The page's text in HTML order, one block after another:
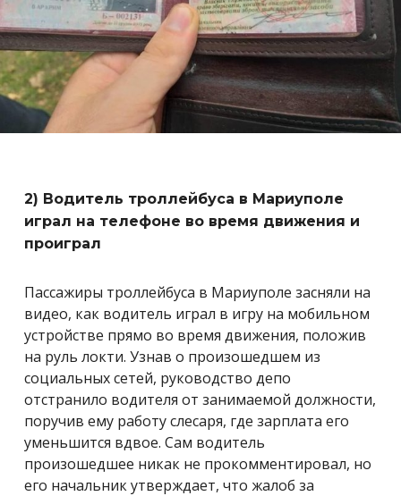
2) Водитель троллейбуса в Мариуполе
играл на телефоне во время движения и
проиграл
Пассажиры троллейбуса в Мариуполе засняли на
видео, как водитель играл в игру на мобильном
устройстве прямо во время движения, положив
на руль локти. Узнав о произошедшем из
социальных сетей, руководство депо
отстранило водителя от занимаемой должности,
поручив ему работу слесаря, где зарплата его
уменьшится вдвое. Сам водитель
произошедшее никак не прокомментировал, но
его начальник утверждает, что жалоб за